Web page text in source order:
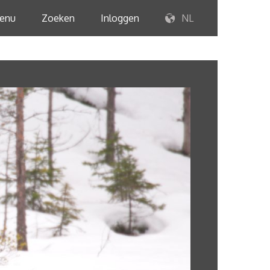
Zoeken Inloggen NL